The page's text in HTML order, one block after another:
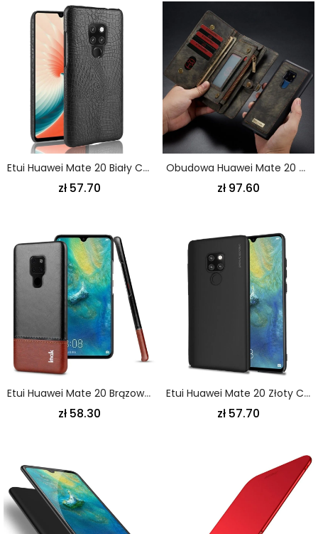
Etui Huawei Mate 20 Biały Czarny Efekt Skóry Krokodyla
zł 57.70
Obudowa Huawei Mate 20 Czerwony Szary Zdejmowana Obudowa
zł 97.60
Etui Huawei Mate 20 Brązowy Czarny Imak Ruiyi Seria Imak Efekt Skóry Etui Ochronne
zł 58.30
Etui Huawei Mate 20 Złoty Czarny Efekt Metaliczny Na Poziomie X
zł 57.70